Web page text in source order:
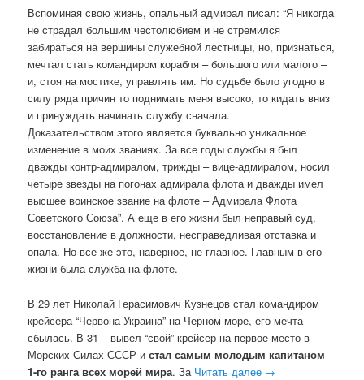
Вспоминая свою жизнь, опальный адмирал писал: “Я никогда
не страдал большим честолюбием и не стремился
забираться на вершины служебной лестницы, но, признаться,
мечтал стать командиром корабля – большого или малого –
и, стоя на мостике, управлять им. Но судьбе было угодно в
силу ряда причин то поднимать меня высоко, то кидать вниз
и принуждать начинать службу сначала.
Доказательством этого является буквально уникальное
изменение в моих званиях. За все годы службы я был
дважды контр-адмиралом, трижды – вице-адмиралом, носил
четыре звезды на погонах адмирала флота и дважды имел
высшее воинское звание на флоте – Адмирала Флота
Советского Союза”. А еще в его жизни был неправый суд,
восстановление в должности, несправедливая отставка и
опала. Но все же это, наверное, не главное. Главным в его
жизни была служба на флоте.
В 29 лет Николай Герасимович Кузнецов стал командиром
крейсера “Червона Украина” на Черном море, его мечта
сбылась. В 31 – вывел “свой” крейсер на первое место в
Морских Силах СССР истал самым молодым капитаном
1-го ранга всех морей мира. За Читать далее →